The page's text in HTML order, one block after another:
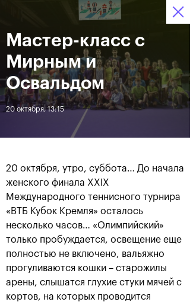
13–21 октября 2018,
СК «Олимпийский»
16 : 10
Новости
За все время
Фотогалерея за 21 октября
«ВТБ
Мастер-класс с
Мирным и
Освальдом
20 октября, 13:15
20 октября, утро, суббота… До начала
женского финала XXIX
Международного теннисного турнира
«ВТБ Кубок Кремля» осталось
несколько часов… «Олимпийский»
только пробуждается, освещение еще
полностью не включено, вальяжно
прогуливаются кошки – старожилы
арены, слышатся глухие стуки мячей с
кортов, на которых проводится